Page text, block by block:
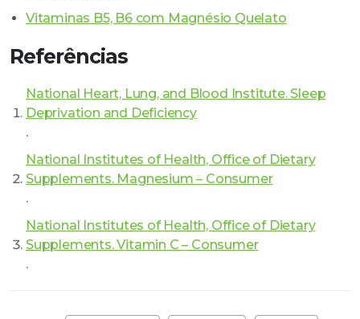
Vitaminas B5, B6 com Magnésio Quelato
Referências
National Heart, Lung, and Blood Institute. Sleep
Deprivation and Deficiency
.
National Institutes of Health, Office of Dietary
Supplements. Magnesium – Consumer
.
National Institutes of Health, Office of Dietary
Supplements. Vitamin C – Consumer
.